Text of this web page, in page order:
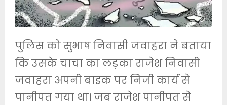
पुलिस को सुभाष निवासी जवाहरा ने बताया
कि उसके चाचा का लड़का राजेश निवासी
जवाहरा अपनी बाइक पर निजी कार्य से
पानीपत गया था। जब राजेश पानीपत से